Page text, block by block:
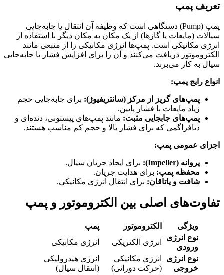
تعریف پمپ
پمپ (Pump) دستگاهی است که وظیفه آن انتقال یا جابه‌جایی
سیالات (مایعات یا گازها) از یک مکان به مکان دیگر با استفاده از
انرژی مکانیکی است. پمپ‌ها انرژی مکانیکی را از منبعی مانند
الکتروموتور دریافت می‌کنند و آن را برای افزایش فشار یا جابه‌جایی
سیال به کار می‌برند.
انواع رایج پمپ:
پمپ‌های گریز از مرکز (سانتریفیوژ): برای جابه‌جایی حجم
زیاد مایعات با فشار پایین.
پمپ‌های جابجایی مثبت: مانند پمپ‌های پیستونی، دنده‌ای و
دیافراگمی که برای فشار بالا و حجم کم مناسب هستند.
اجزای عمومی پمپ:
پروانه (Impeller):
برای ایجاد جریان سیال.
محفظه پمپ: برای هدایت جریان.
شافت و یاتاقان: برای انتقال انرژی مکانیکی.
تفاوت‌های اصلی بین الکتروموتور و پمپ
ویژگی الکتروموتور
پمپ
نوع انرژی
ورودی
انرژی الکتریکی
انرژی مکانیکی
نوع انرژی
خروجی
انرژی مکانیکی
(حرکت دورانی)
انرژی هیدرولیکی
(انتقال سیال)